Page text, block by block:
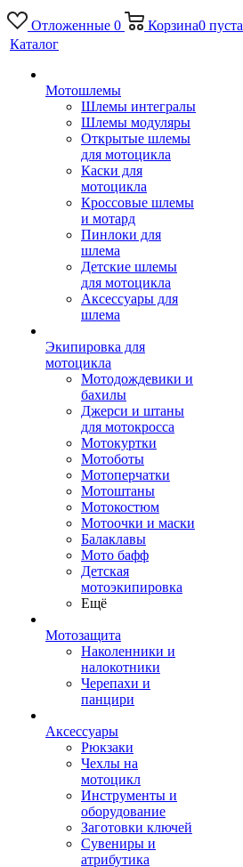
Отложенные 0 Корзина0 пуста
Каталог
Мотошлемы
Шлемы интегралы
Шлемы модуляры
Открытые шлемы
для мотоцикла
Каски для
мотоцикла
Кроссовые шлемы
и мотард
Пинлоки для
шлема
Детские шлемы
для мотоцикла
Аксессуары для
шлема
Экипировка для
мотоцикла
Мотодождевики и
бахилы
Джерси и штаны
для мотокросса
Мотокуртки
Мотоботы
Мотоперчатки
Мотоштаны
Мотокостюм
Мотоочки и маски
Балаклавы
Мото бафф
Детская
мотоэкипировка
Ещё
Мотозащита
Наколенники и
налокотники
Черепахи и
панцири
Аксессуары
Рюкзаки
Чехлы на
мотоцикл
Инструменты и
оборудование
Заготовки ключей
Сувениры и
атрибутика